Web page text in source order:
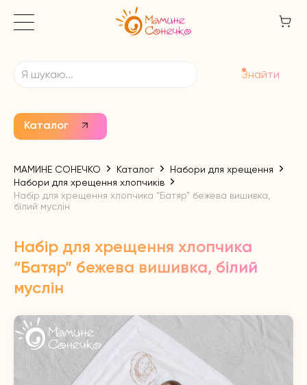
Каталог
Знайти
МАМИНЕ СОНЕЧКО Каталог
Набори для хрещення
Набори для хрещення хлопчиків
Набір для хрещення хлопчика “Батяр” бежева вишивка,
білий муслін
Набір для хрещення хлопчика
“Батяр” бежева вишивка, білий
муслін